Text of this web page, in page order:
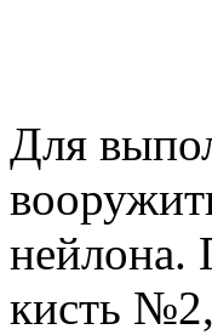
Для
нейлона.
кисть